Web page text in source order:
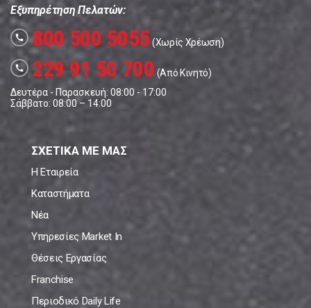
Εξυπηρέτηση Πελατών:
call 800 500 5055(Χωρίς Χρέωση)
call 229 91 50 700 (Από Κινητό)
Δευτέρα - Παρασκευή: 08:00 - 17:00
Σάββατο: 08:00 – 14:00
ΣΧΕΤΙΚΑ ΜΕ ΜΑΣ
Η Εταιρεία
Καταστήματα
Νέα
Υπηρεσίες Market In
Θέσεις Εργασίας
Franchise
Περιοδικό Daily Life